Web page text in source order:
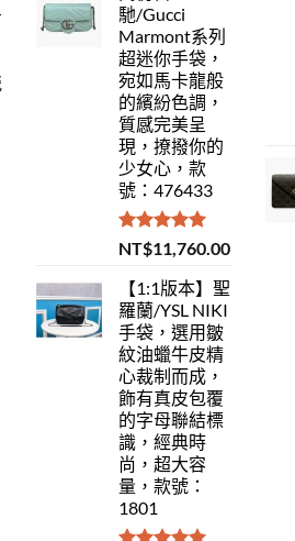
馳/Gucci
Marmont系列
超迷你手袋，
宛如馬卡龍般
的繽紛色調，
質感完美呈
現，撩撥你的
少女心，款
號：476433
評分5.00
滿分 5
NT$11,760.00
【1:1版本】聖
羅蘭/YSL NIKI
手袋，選用皺
紋油蠟牛皮精
心裁制而成，
飾有真皮包覆
的字母聯結標
識，經典時
尚，超大容
量，款號：
1801